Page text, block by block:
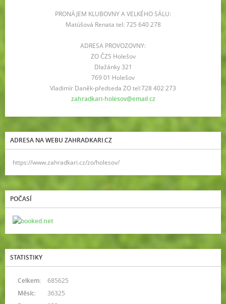
PRONÁJEM KLUBOVNY A VELKÉHO SÁLU:
Matúšová Renata tel: 725 640 278
ADRESA PROVOZOVNY:
ZO ČZS Holešov
Dlažánky 321
769 01 Holešov
Vladimír Daněk-předseda ZO tel:728 402 273
zahradkari-holesov@email.cz
ADRESA NA WEBU ZAHRADKARI.CZ
https://www.zahradkari.cz/zo/holesov/
POČASÍ
STATISTIKY
Celkem:
685625
Měsíc:
36325